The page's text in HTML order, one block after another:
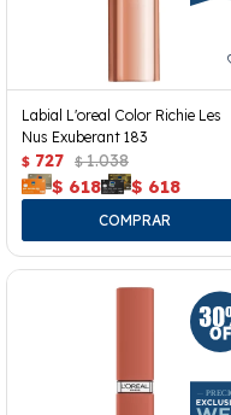
Labial L'oreal Color Richie Les
Nus Exuberant 183
$ 727 $ 1.038
$ 618 $ 618